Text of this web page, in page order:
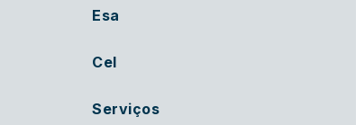
Esa
Cel
Serviços